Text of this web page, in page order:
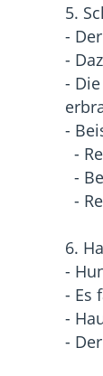
5.
-
-
-
-
-
-
-
6.
-
- Es
-
-